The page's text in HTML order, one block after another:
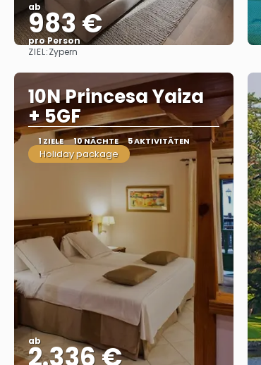
ab
983 €
pro Person
ZIEL:Zypern
10N Princesa Yaiza
+ 5GF
1 ZIELE 10 NÄCHTE 5 AKTIVITÄTEN
Holiday package
ab
2.336 €